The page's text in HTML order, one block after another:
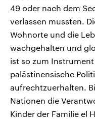
49 oder nach dem
verlassen mussten.
Wohnorte und die
wachgehalten und
ist so zum
palästinensische
aufrechtzuerhalten.
Nationen die
Kinder der Familie el